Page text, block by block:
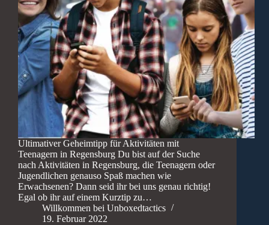
Ultimativer Geheimtipp für Aktivitäten mit
Teenagern in Regensburg Du bist auf der Suche
nach Aktivitäten in Regensburg, die Teenagern oder
Jugendlichen genauso Spaß machen wie
Erwachsenen? Dann seid ihr bei uns genau richtig!
Egal ob ihr auf einem Kurztip zu…
Willkommen bei Unboxedtactics
19. Februar 2022